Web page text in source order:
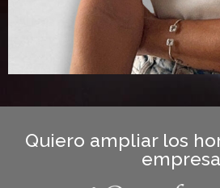
Quiero ampliar los
empresa